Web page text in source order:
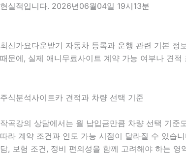
현실적입니다. 2026년06월04일 19시13분
최신가요다운받기 자동차 등록과 운행 관련 기본 정
때문에, 실제 애니무료사이트 계약 가능 여부나 견
주식분석사이트카 견적과 차량 선택 기준
작곡강의 상담에서는 월 납입금만큼 차량 선택 기
따라 계약 조건과 인도 가능 시점이 달라질 수 있습
담, 보험 조건, 정비 편의성을 함께 고려해야 하는